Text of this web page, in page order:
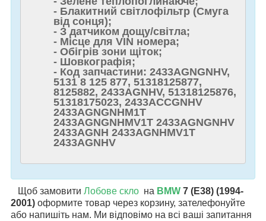
- Блакитний світлофільтр (Смуга
від сонця);
- З датчиком дощу/світла;
- Місце для VIN номера;
- Обігрів зони щіток;
- Шовкографія;
- Код запчастини: 2433AGNGNHV,
5131 8 125 877, 51318125877,
8125882, 2433AGNHV, 51318125876,
51318175023, 2433ACCGNHV
2433AGNGNHM1T
2433AGNGNHMV1T 2433AGNGNHV
2433AGNH 2433AGNHMV1T
2433AGNHV
Щоб замовити Лобове скло на BMW 7 (E38) (1994-
2001) оформите товар через корзину, зателефонуйте
або напишіть нам. Ми відповімо на всі ваші запитання